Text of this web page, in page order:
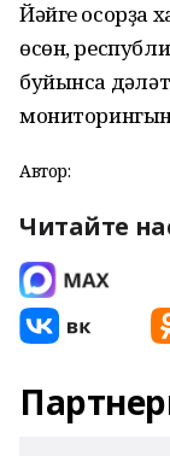
Йәйге осорҙа
өсөн,
буйынса
мониторингын
Автор:
Читайте